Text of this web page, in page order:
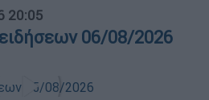
20:05
ειδήσεων 06/08/2026